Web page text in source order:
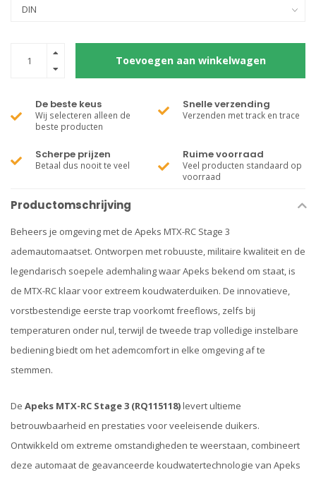
Toevoegen aan winkelwagen
De beste keus
Wij selecteren alleen de
beste producten
Snelle verzending
Verzenden met track en trace
Scherpe prijzen
Betaal dus nooit te veel
Ruime voorraad
Veel producten standaard op
voorraad
Productomschrijving
Beheers je omgeving met de Apeks MTX-RC Stage 3
ademautomaatset. Ontworpen met robuuste, militaire kwaliteit en de
legendarisch soepele ademhaling waar Apeks bekend om staat, is
de MTX-RC klaar voor extreem koudwaterduiken. De innovatieve,
vorstbestendige eerste trap voorkomt freeflows, zelfs bij
temperaturen onder nul, terwijl de tweede trap volledige instelbare
bediening biedt om het ademcomfort in elke omgeving af te
stemmen.
De Apeks MTX-RC Stage 3 (RQ115118)levert ultieme
betrouwbaarheid en prestaties voor veeleisende duikers.
Ontwikkeld om extreme omstandigheden te weerstaan, combineert
deze automaat de geavanceerde koudwatertechnologie van Apeks